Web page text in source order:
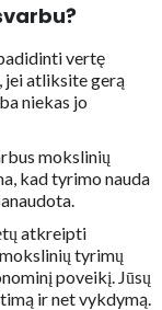
vertę
jei atliksite gerą
niekas jo
mokslinių
kad tyrimo nauda
atkreipti
tyrimų
poveikį. Jūsų
ir net vykdymą.